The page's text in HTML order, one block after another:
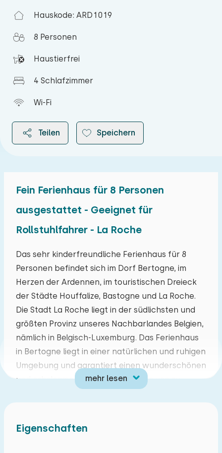
Hauskode: ARD1019
8 Personen
Haustierfrei
4 Schlafzimmer
Wi-Fi
Teilen Speichern
Fein Ferienhaus für 8 Personen
ausgestattet - Geeignet für
Rollstuhlfahrer - La Roche
Das sehr kinderfreundliche Ferienhaus für 8
Personen befindet sich im Dorf Bertogne, im
Herzen der Ardennen, im touristischen Dreieck
der Städte Houffalize, Bastogne und La Roche.
Die Stadt La Roche liegt in der südlichsten und
größten Provinz unseres Nachbarlandes Belgien,
nämlich in Belgisch-Luxemburg. Das Ferienhaus
in Bertogne liegt in einer natürlichen und ruhigen
Umgebung und garantiert einen wunderschönen
und erholsamen Urlaub in der Nähe von zu
und Kajakfahren oder Angeln in einem nahe
mehr lesen
August 2026
Mo Di Mi Do Fr Sa
27 28 29 30 31 01 02
03 04 05 06 07 08 09
10 11 12 13 14 15 16
17 18 19 20 21 22 23
Eigenschaften